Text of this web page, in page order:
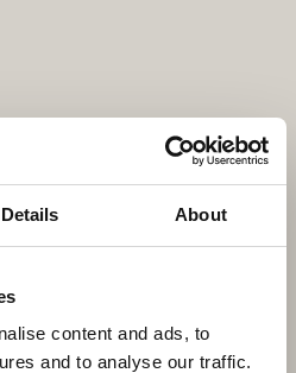
Details About
content and ads, to
and to analyse our traffic.